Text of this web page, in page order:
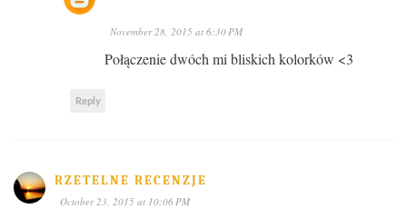
November 28, 2015 at 6:30 PM
Połączenie dwóch mi bliskich kolorków <3
Reply
RZETELNE RECENZJE
October 23, 2015 at 10:06 PM